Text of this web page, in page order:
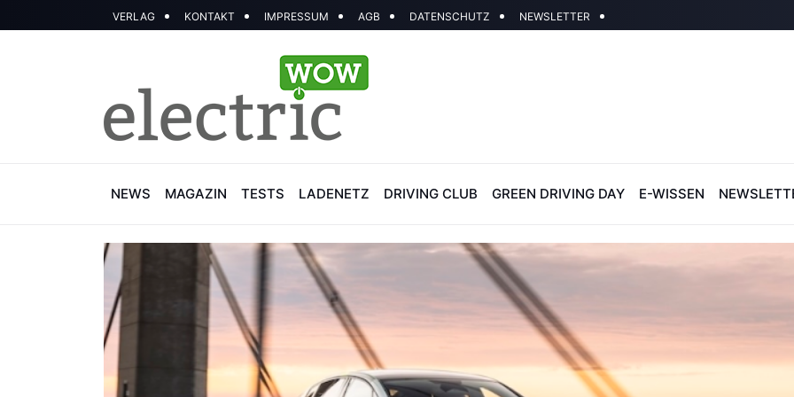
VERLAG KONTAKT IMPRESSUM AGB DATENSCHUTZ NEWSLETTER
NEWS MAGAZIN TESTS LADENETZ DRIVING CLUB GREEN DRIVING DAY E-WISSEN